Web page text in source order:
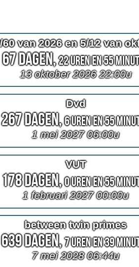
60 van 2026 en 5/12 van
67 Dagen,22 Uren en 55
13 oktober 2026 22:00u
Dvd
267 Dagen,6 Uren en 55
1 mei 2027 06:00u
VUT
178 Dagen,0 Uren en 55
1 februari 2027 00:00u
between twin primes
639 Dagen,7 Uren en 39
7 mei 2028 06:44u